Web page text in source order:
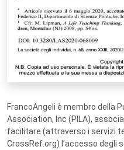
FrancoAngeli è membro della
Association, Inc (PILA),
facilitare (attraverso i servizi
CrossRef.org) l’accesso degli